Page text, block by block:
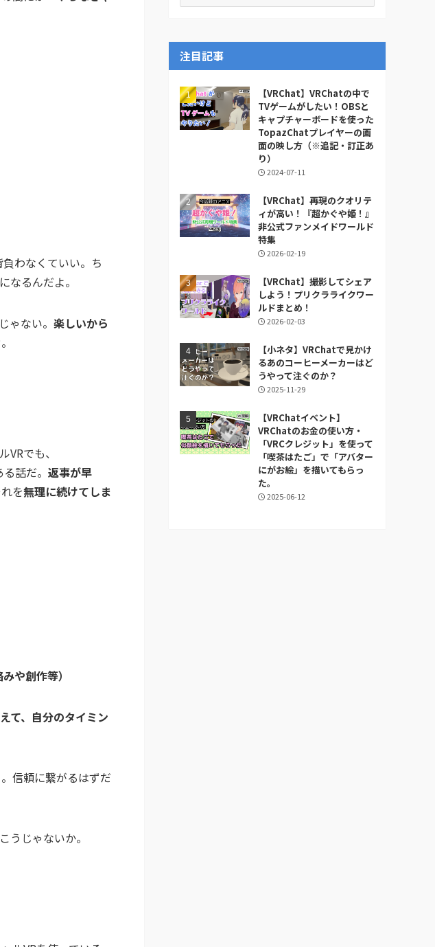
わなくていい。ち
なるんだよ。
ゃない。 楽しいから
でも、
話だ。 返事が早
を無理に続けてしま
や創作等）
て、自分のタイミン
。信頼に繋がるはずだ
うじゃないか。
カ
イ
注目記事
【VRChat】VRChatの中で
TVゲームがしたい！OBSと
キャプチャーボードを使った
TopazChatプレイヤーの画
面の映し方（※追記・訂正あ
り）
2024-07-11
【VRChat】再現のクオリテ
ィが高い！『超かぐや姫！』
非公式ファンメイドワールド
特集
2026-02-19
【VRChat】撮影してシェア
しよう！プリクラライクワー
ルドまとめ！
2026-02-03
【小ネタ】VRChatで見かけ
るあのコーヒーメーカーはど
うやって注ぐのか？
2025-11-29
【VRChatイベント】
VRChatのお金の使い方・
「VRCクレジット」を使って
「喫茶はたご」で「アバター
にがお絵」を描いてもらっ
た。
2025-06-12